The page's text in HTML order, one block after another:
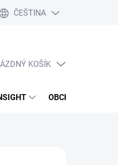
ČEŠTINA
NÁKUPNÍ
KOŠÍK
OBCHODNÍ